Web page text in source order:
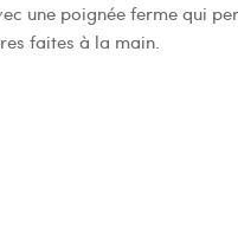
une poignée ferme qui
faites à la main.